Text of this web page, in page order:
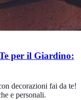
per il Giardino:
decorazioni fai da te!
e personali.